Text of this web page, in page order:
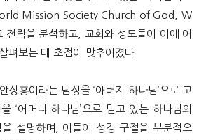
Mission Society Church of God, W
전략을 분석하고, 교회와 성도들이 이에 어
펴보는 데 초점이 맞추어졌다.
상홍이라는 남성을 ‘아버지 하나님’으로 고
‘어머니 하나님’으로 믿고 있는 하나님의
설명하며, 이들이 성경 구절을 부분적으